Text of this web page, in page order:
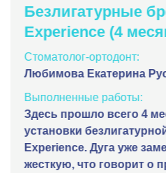
Безлигатурные
Experience (4
Стоматолог-ортодонт:
Любимова Екатерина
Выполненные работы:
Здесь прошло всего 4
установки
Experience. Дуга уже
жесткую, что говорит о